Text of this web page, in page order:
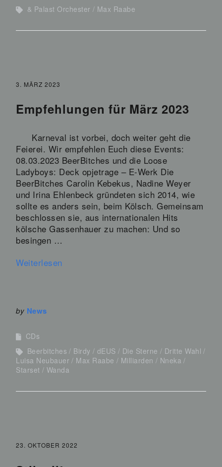
& Palast Orchester Max Raabe
3. MÄRZ 2023
Empfehlungen für März 2023
Karneval ist vorbei, doch weiter geht die
Feierei. Wir empfehlen Euch diese Events:
08.03.2023 BeerBitches und die Loose
Ladyboys: Deck opjetrage – E-Werk Die
BeerBitches Carolin Kebekus, Nadine Weyer
und Irina Ehlenbeck gründeten sich 2014, wie
sollte es anders sein, beim Kölsch. Gemeinsam
beschlossen sie, aus internationalen Hits
kölsche Gassenhauer zu machen: Und so
besingen …
Weiterlesen
by News
CDs
Beerbitches
Birdy dEUS Die Sterne
Dritte Wahl
Luisa Neubauer
Max Raabe Milliarden
Nneka
Starset
Wanda
23. OKTOBER 2022